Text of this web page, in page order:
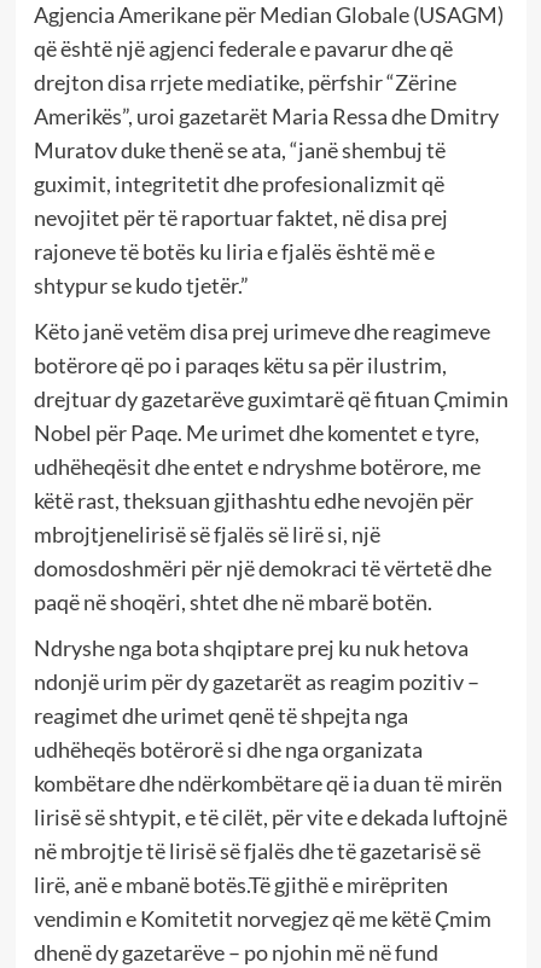
Agjencia Amerikane për Median Globale (USAGM)
që është një agjenci federale e pavarur dhe që
drejton disa rrjete mediatike, përfshir “Zërine
Amerikës”, uroi gazetarët Maria Ressa dhe Dmitry
Muratov duke thenë se ata, “janë shembuj të
guximit, integritetit dhe profesionalizmit që
nevojitet për të raportuar faktet, në disa prej
rajoneve të botës ku liria e fjalës është më e
shtypur se kudo tjetër.”
Këto janë vetëm disa prej urimeve dhe reagimeve
botërore që po i paraqes këtu sa për ilustrim,
drejtuar dy gazetarëve guximtarë që fituan Çmimin
Nobel për Paqe. Me urimet dhe komentet e tyre,
udhëheqësit dhe entet e ndryshme botërore, me
këtë rast, theksuan gjithashtu edhe nevojën për
mbrojtjenelirisë së fjalës së lirë si, një
domosdoshmëri për një demokraci të vërtetë dhe
paqë në shoqëri, shtet dhe në mbarë botën.
Ndryshe nga bota shqiptare prej ku nuk hetova
ndonjë urim për dy gazetarët as reagim pozitiv –
reagimet dhe urimet qenë të shpejta nga
udhëheqës botërorë si dhe nga organizata
kombëtare dhe ndërkombëtare që ia duan të mirën
lirisë së shtypit, e të cilët, për vite e dekada luftojnë
në mbrojtje të lirisë së fjalës dhe të gazetarisë së
lirë, anë e mbanë botës.Të gjithë e mirëpriten
vendimin e Komitetit norvegjez që me këtë Çmim
dhenë dy gazetarëve – po njohin më në fund